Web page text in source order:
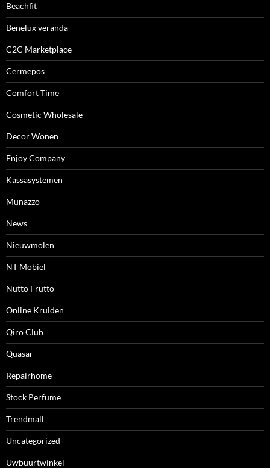
Beachfit
Benelux veranda
C2C Marketplace
Cermepos
Comfort Time
Cosmetic Wholesale
Decor Wonen
Enjoy Company
Kassasystemen
Munazzo
News
Nieuwmolen
NT Mobiel
Nutto Frutto
Online Kruiden
Qiro Club
Quasar
Repairhome
Stock Perfume
Trendmall
Uncategorized
Uwbuurtwinkel